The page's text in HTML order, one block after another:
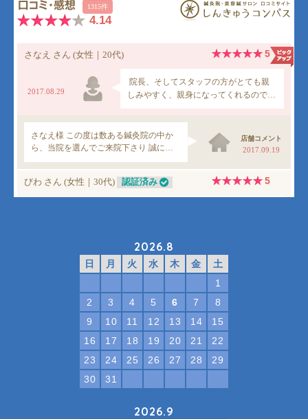
2026.8
日 月 火 水 木 金
土
1
2
3 4 5 6 7
8
9
10 11 12 13 14
15
16
17 18 19 20 21
22
23
24 25 26 27 28
29
30
31
2026.9